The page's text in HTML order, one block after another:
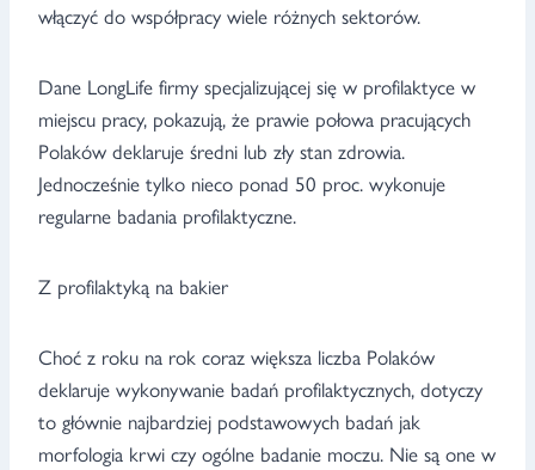
włączyć do współpracy wiele różnych sektorów.
Dane LongLife firmy specjalizującej się w profilaktyce w
miejscu pracy, pokazują, że prawie połowa pracujących
Polaków deklaruje średni lub zły stan zdrowia.
Jednocześnie tylko nieco ponad 50 proc. wykonuje
regularne badania profilaktyczne.
Z profilaktyką na bakier
Choć z roku na rok coraz większa liczba Polaków
deklaruje wykonywanie badań profilaktycznych, dotyczy
to głównie najbardziej podstawowych badań jak
morfologia krwi czy ogólne badanie moczu. Nie są one w